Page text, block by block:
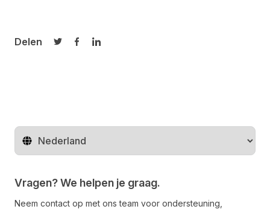
Delen
Delen op Twitter
Delen op Facebook
Delen op LinkedIn
Regio wijzigen
Vragen? We helpen je graag.
Neem contact op met ons team voor ondersteuning,